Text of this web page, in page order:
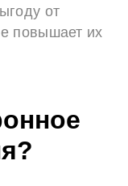
от
повышает их